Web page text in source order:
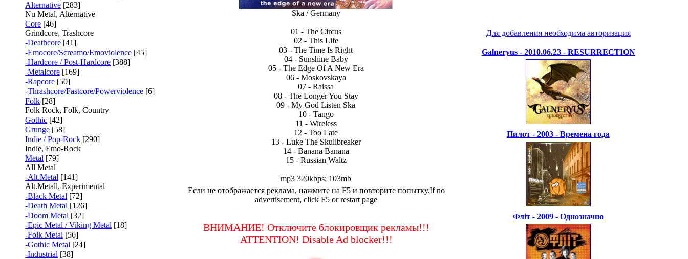
Alternative [283]
Nu Metal, Alternative
Core [46]
Grindcore, Trashcore
-Deathcore [41]
-Emocore/Screamo/Emoviolence [45]
-Hardcore / Post-Hardcore [388]
-Metalcore [169]
-Rapcore [50]
-Thrashcore/Fastcore/Powerviolence [6]
Folk [28]
Folk Rock, Folk, Country
Gothic [42]
Grunge [58]
Indie / Pop-Rock [290]
Indie, Emo-Rock
Metal [79]
All Metal
-Alt.Metal [141]
Alt.Metall, Experimental
-Black Metal [72]
-Death Metal [126]
-Doom Metal [32]
-Epic Metal / Viking Metal [18]
-Folk Metal [56]
-Gothic Metal [24]
-Industrial [38]
Ska / Germany
01 - The Circus
02 - This Life
03 - The Time Is Right
04 - Sunshine Baby
05 - The Edge Of A New Era
06 - Moskovskaya
07 - Raissa
08 - The Longer You Stay
09 - My God Listen Ska
10 - Tango
11 - Wireless
12 - Too Late
13 - Luke The Skullbreaker
14 - Banana Banana
15 - Russian Waltz
mp3 320kbps; 103mb
Если не отображается реклама, нажмите на F5 и повторите попытку.If no
advertisement, click F5 or restart page
ВНИМАНИЕ! Отключите блокировщик рекламы!!!
ATTENTION! Disable Ad blocker!!!
Для добавления необходима авторизация
Galneryus - 2010.06.23 - RESURRECTION
Пилот - 2003 - Времена года
Флiт - 2009 - Однозначно